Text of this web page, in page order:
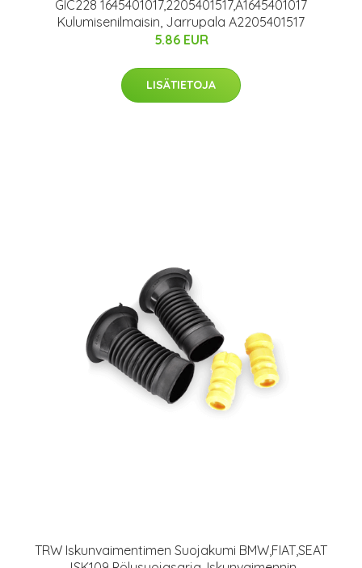
GIC228 1645401017,2205401517,A1645401017
Kulumisenilmaisin, Jarrupala A2205401517
5.86 EUR
LISÄTIETOJA
TRW Iskunvaimentimen Suojakumi BMW,FIAT,SEAT